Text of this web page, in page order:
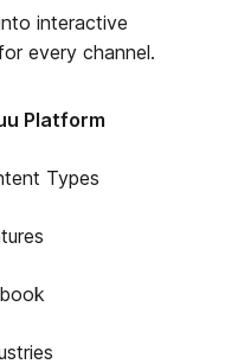
interactive
every channel.
Platform
Types